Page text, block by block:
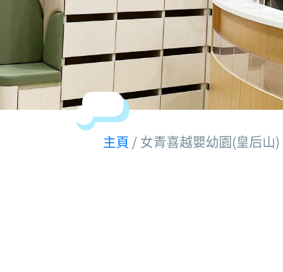
主頁 / 女青喜越嬰幼園(皇后山)